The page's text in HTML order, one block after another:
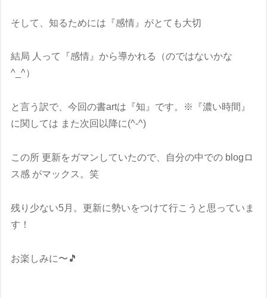
そして、知るためには『感情』がとても大切
結局 人って『感情』から導かれる（のではないかな
^_^）
と言う訳で、今回の書artは『知』です。※『濃い時間』
に関しては また次回以降に(^-^)
この所 更新をガマンしていたので、自分の中での blogロ
ス感 がマックス。笑
残り少ない5月。更新に勢いをつけて行こうと思っていま
す！
お楽しみに〜🎵